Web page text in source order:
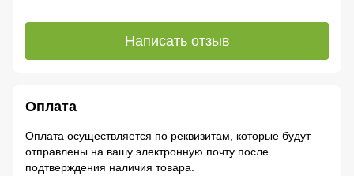
Написать отзыв
Оплата
Оплата осуществляется по реквизитам, которые будут
отправлены на вашу электронную почту после
подтверждения наличия товара.